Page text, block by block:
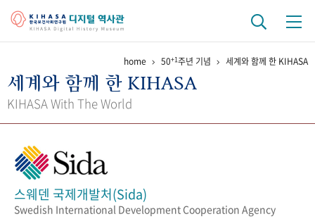
걸어온 길 기관 변천사 역대 기관장
정책과 연구 키워드로 보는 연구 역사
간행물 변천사
home 50+1주년 기념 세계와 함께 한 KIHASA
세계와 함께 한 KIHASA
KIHASA With The World
스웨덴 국제개발처(Sida)
Swedish International Development Cooperation Agency